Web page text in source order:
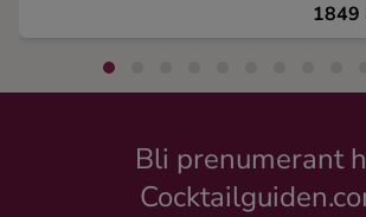
1849
Bli prenumerant